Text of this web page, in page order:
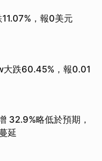
，報0美元
跌60.45%，報0.01
32.9%略低於預期，
延